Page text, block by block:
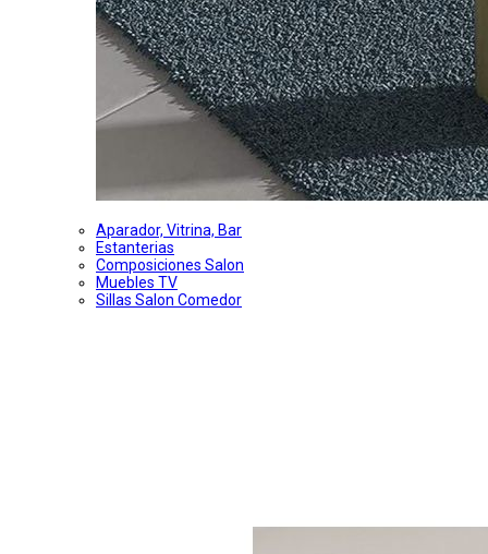
Aparador, Vitrina, Bar
Estanterias
Composiciones Salon
Muebles TV
Sillas Salon Comedor